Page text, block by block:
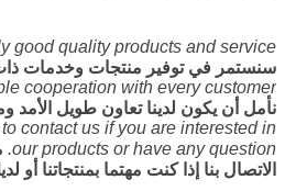
they have any question or problem.
البيع لإرضاء عملائنا في حالة وجود
good quality products and service.
سنستمر في توفير منتجات وخدمات
cooperation with every customer.
نأمل أن يكون لدينا تعاون طويل
contact us if you are interested in
our products or have any question.
الاتصال بنا إذا كنت مهتما بمنتجاتنا أو